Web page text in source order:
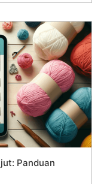
Panduan